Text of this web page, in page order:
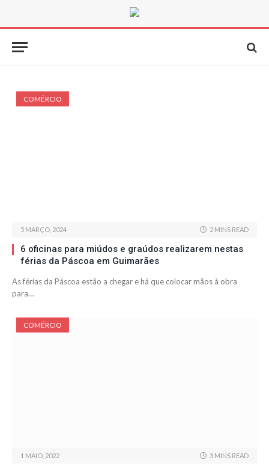
COMÉRCIO
5 MARÇO, 2024 2 MINS READ
6 oficinas para miúdos e graúdos realizarem nestas
férias da Páscoa em Guimarães
As férias da Páscoa estão a chegar e há que colocar mãos à obra
para…
COMÉRCIO
1 MAIO, 2022 3 MINS READ